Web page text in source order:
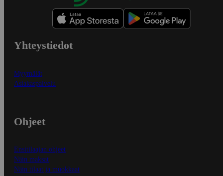
Yhteystiedot
Myymälät
Asiakaspalvelu
Ohjeet
Ensitilaajan ohjeet
Näin maksat
Näin tilaat ja muokkaat